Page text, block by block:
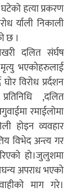
हत्या प्रकरण
र्याली निकाली
छ ।
दलित संर्घष
भएकोहरुलाई
विरोध प्रर्दशन
,दलित
रमाईलोमा
होइन व्यवहार
विभेद अन्त्य गर
हो।जुलुशमा
अपराध भएको
माग गरे।